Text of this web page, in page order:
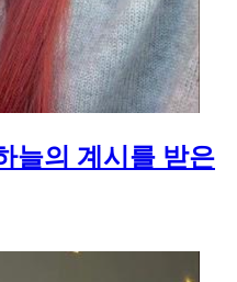
늘의 계시를 받은